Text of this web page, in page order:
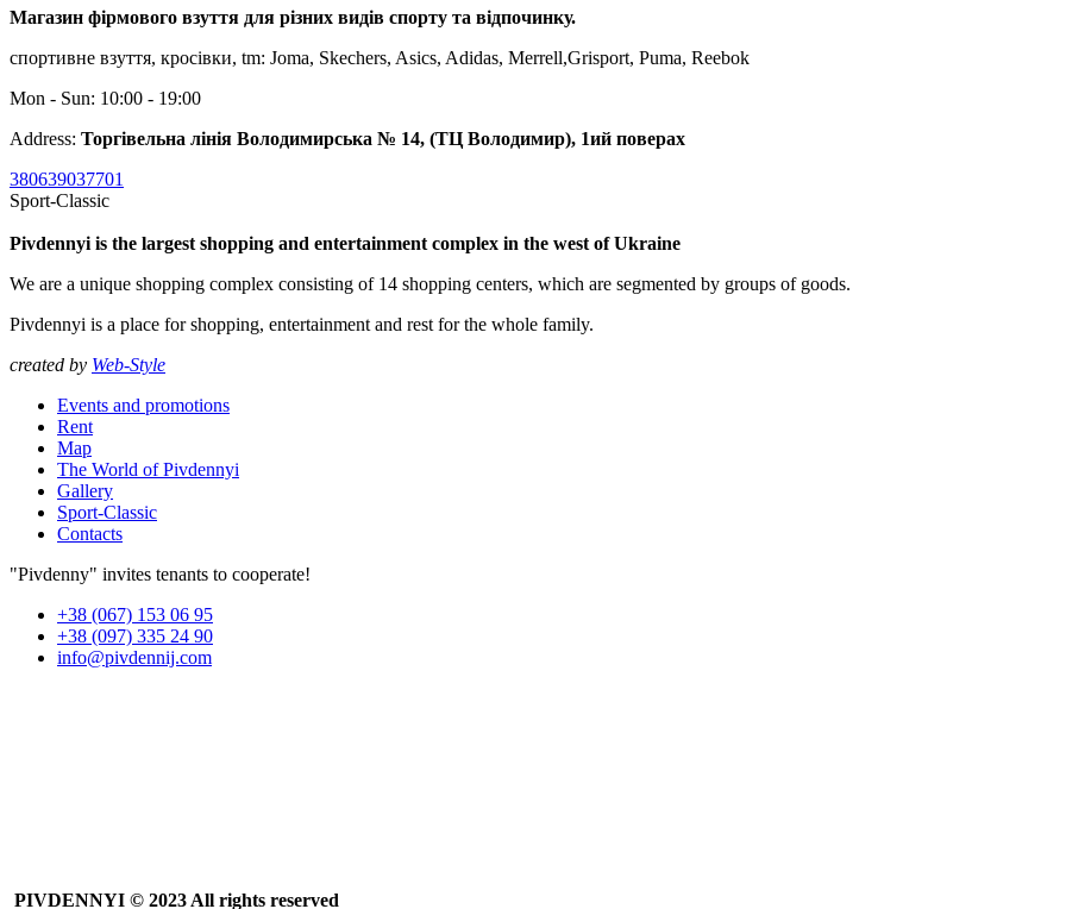
Магазин фірмового взуття для різних видів спорту та відпочинку.
спортивне взуття, кросівки, tm: Joma, Skechers, Asics, Adidas, Merrell,Grisport, Puma, Reebok
Mon - Sun: 10:00 - 19:00
Address: Торгівельна лінія Володимирська № 14, (ТЦ Володимир), 1ий поверах
380639037701
Sport-Classic
Pivdennyi is the largest shopping and entertainment complex in the west of Ukraine
We are a unique shopping complex consisting of 14 shopping centers, which are segmented by groups of goods.
Pivdennyi is a place for shopping, entertainment and rest for the whole family.
created by Web-Style
Events and promotions
Rent
Map
The World of Pivdennyi
Gallery
Sport-Classic
Contacts
"Pivdenny" invites tenants to cooperate!
+38 (067) 153 06 95
+38 (097) 335 24 90
info@pivdennij.com
PIVDENNYI © 2023 All rights reserved